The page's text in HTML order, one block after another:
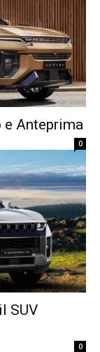
e Anteprima
0
SUV
0